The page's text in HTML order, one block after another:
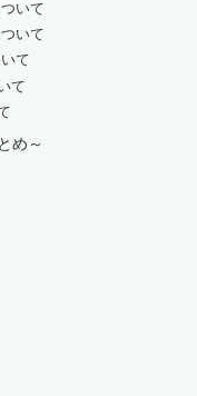
いて
いて
て
て
め～